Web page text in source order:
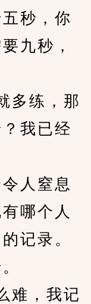
秒，你
九秒，
练，那
我已经
人窒息
哪个人
记录。
，我记